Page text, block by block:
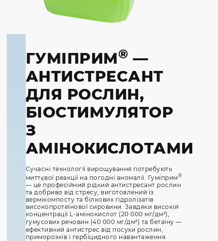
ГУМІПРИМ® —
АНТИСТРЕСАНТ
ДЛЯ РОСЛИН,
БІОСТИМУЛЯТОР
З
АМІНОКИСЛОТАМИ
Сучасні технології вирощування потребують
миттєвої реакції на погодні аномалії. Гуміприм®
— це професійний рідкий антистресант рослин
та добриво від стресу, виготовлений із
вермікомпосту та білкових гідролізатів
високопротеїнової сировини. Завдяки високій
концентрації L-амінокислот (20 000 мг/дм³),
гумусових речовин (40 000 мг/дм³) та бетаїну —
ефективний антистрес від посухи рослин,
приморозків і гербіцидного навантаження.